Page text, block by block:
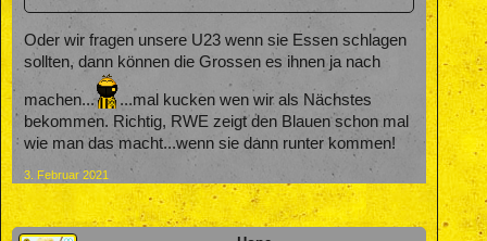
Oder wir fragen unsere U23 wenn sie Essen schlagen
sollten, dann können die Grossen es ihnen ja nach
machen...
...mal kucken wen wir als Nächstes
bekommen. Richtig, RWE zeigt den Blauen schon mal
wie man das macht...wenn sie dann runter kommen!
3. Februar 2021